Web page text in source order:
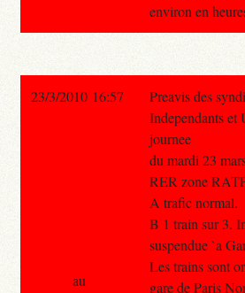
environ en
23/3/2010 16:57
Preavis des
Independants
journee
du mardi 23
RER zone
A trafic normal.
B 1 train sur 3.
suspendue `a
Les trains sont
gare de Paris
au